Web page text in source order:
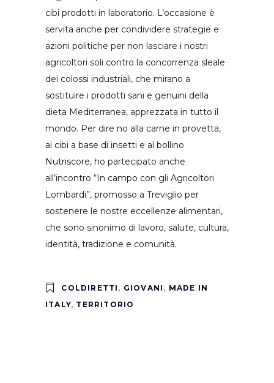
cibi prodotti in laboratorio. L’occasione è
servita anche per condividere strategie e
azioni politiche per non lasciare i nostri
agricoltori soli contro la concorrenza sleale
dei colossi industriali, che mirano a
sostituire i prodotti sani e genuini della
dieta Mediterranea, apprezzata in tutto il
mondo. Per dire no alla carne in provetta,
ai cibi a base di insetti e al bollino
Nutriscore, ho partecipato anche
all’incontro “In campo con gli Agricoltori
Lombardi’’, promosso a Treviglio per
sostenere le nostre eccellenze alimentari,
che sono sinonimo di lavoro, salute, cultura,
identità, tradizione e comunità.
COLDIRETTI , GIOVANI , MADE IN
ITALY, TERRITORIO